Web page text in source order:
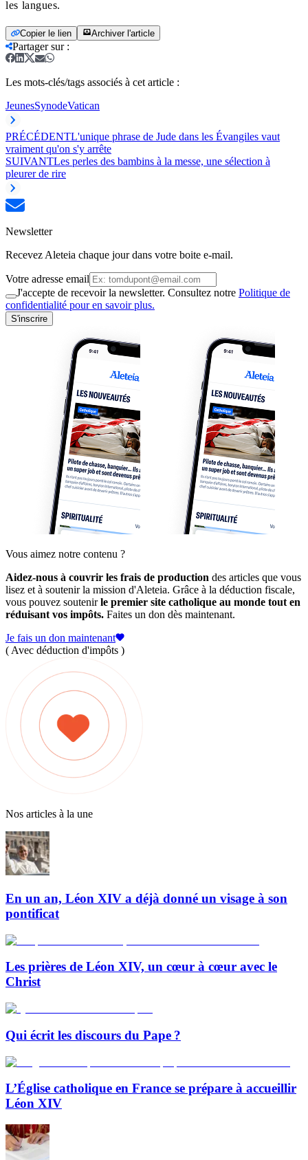
les langues.
Copier le lien Archiver l'article
Partager sur:
Les mots-clés/tags associés à cet article :
JeunesSynodeVatican
PRÉCÉDENTL'unique phrase de Jude dans les Évangiles vaut
vraiment qu'on s'y arrête
SUIVANTLes perles des bambins à la messe, une sélection à
pleurer de rire
Newsletter
Recevez Aleteia chaque jour dans votre boite e-mail.
Votre adresse email
J'accepte de recevoir la newsletter. Consultez notre Politique de
confidentialité pour en savoir plus.
S'inscrire
Vous aimez notre contenu ?
Aidez-nous à couvrir les frais de production des articles que vous
lisez et à soutenir la mission d'Aleteia. Grâce à la déduction fiscale,
vous pouvez soutenirle premier site catholique au monde tout en
réduisant vos impôts. Faites un don dès maintenant.
Je fais un don maintenant
( Avec déduction d'impôts )
Nos articles à la une
En un an, Léon XIV a déjà donné un visage à son
pontificat
Les prières de Léon XIV, un cœur à cœur avec le
Christ
Qui écrit les discours du Pape ?
L’Église catholique en France se prépare à accueillir
Léon XIV